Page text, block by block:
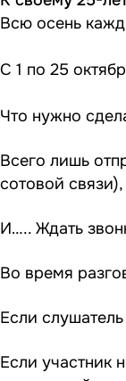
Всю осень
С 1 по 25
Что нужно
Всего лишь
сотовой
И….. Ждать
Во время
Если
Если участник